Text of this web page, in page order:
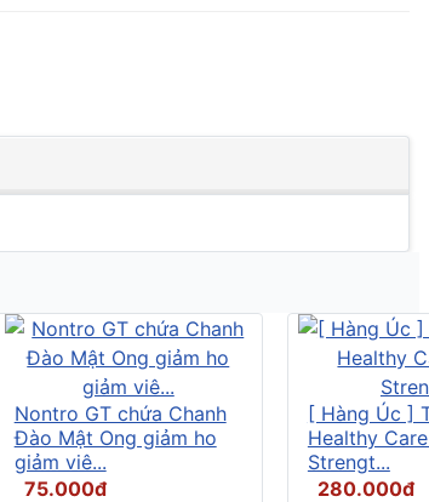
Nontro GT chứa Chanh
Đào Mật Ong giảm ho
giảm viê...
75.000đ
[ Hàng Úc ]
Healthy
Strengt...
280.000đ